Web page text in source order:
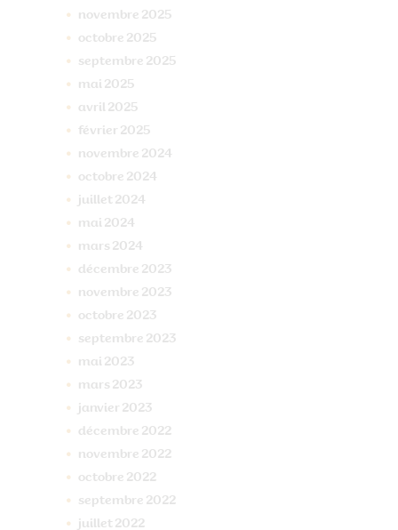
novembre 2025
octobre 2025
septembre 2025
mai 2025
avril 2025
février 2025
novembre 2024
octobre 2024
juillet 2024
mai 2024
mars 2024
décembre 2023
novembre 2023
octobre 2023
septembre 2023
mai 2023
mars 2023
janvier 2023
décembre 2022
novembre 2022
octobre 2022
septembre 2022
juillet 2022